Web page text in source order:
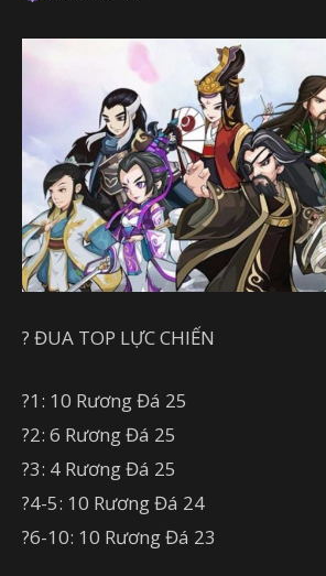
? ĐUA TOP LỰC CHIẾN
?1: 10 Rương Đá 25
?2: 6 Rương Đá 25
?3: 4 Rương Đá 25
?4-5: 10 Rương Đá 24
?6-10: 10 Rương Đá 23